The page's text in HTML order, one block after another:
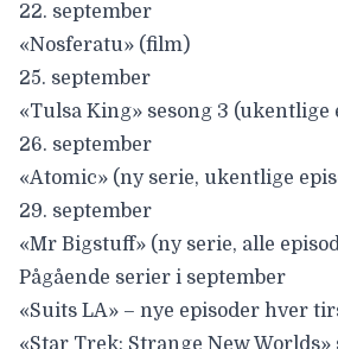
22. september
«Nosferatu» (film)
25. september
«Tulsa King» sesong 3 (ukentlige
26. september
«Atomic» (ny serie, ukentlige
29. september
«Mr Bigstuff» (ny serie, alle
Pågående serier i september
«Suits LA» – nye episoder hver
«Star Trek: Strange New Worlds»